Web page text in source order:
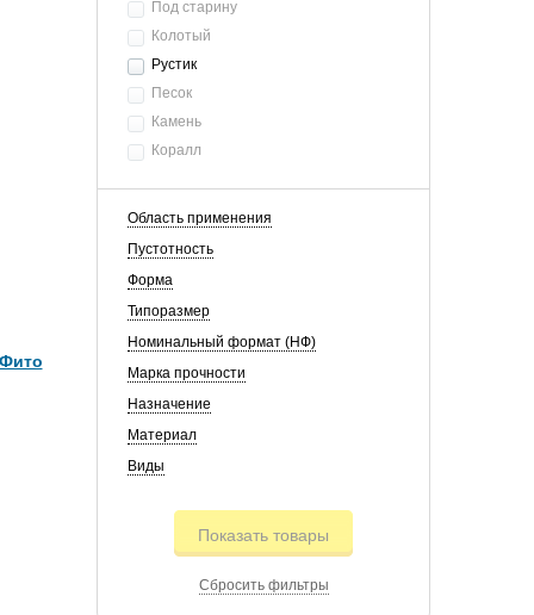
Под старину
Колотый
Рустик
Песок
Камень
Коралл
Область применения
Пустотность
Форма
Типоразмер
Номинальный формат (НФ)
Марка прочности
Назначение
Материал
Виды
Показать товары
Сбросить фильтры